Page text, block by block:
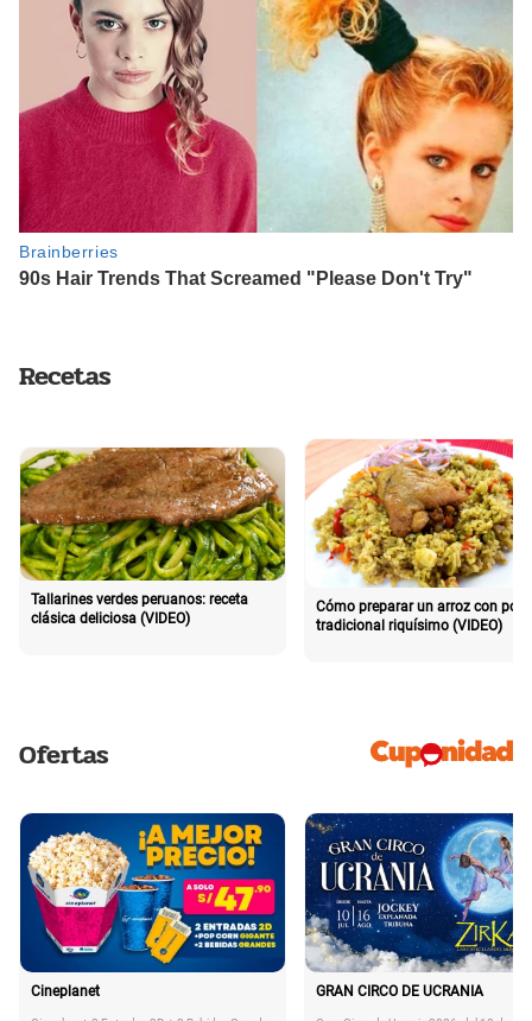
Recetas
Tallarines verdes peruanos: receta
clásica deliciosa (VIDEO)
Cómo preparar un arroz con pollo
tradicional riquísimo (VIDEO)
Ofertas
Cineplanet GRAN CIRCO DE UCRANIA